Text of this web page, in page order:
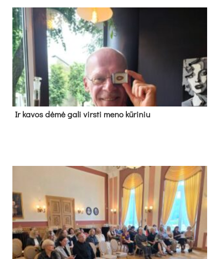
Ir ka­vos dė­mė ga­li virs­ti me­no kū­ri­niu